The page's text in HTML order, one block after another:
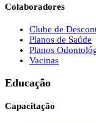
Colaboradores
Clube de
Planos de Saúde
Planos
Vacinas
Educação
Capacitação